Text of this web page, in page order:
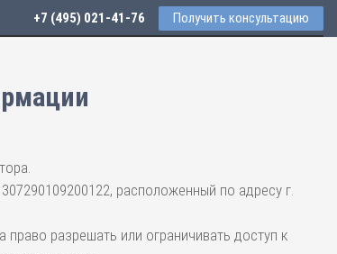
+7 (495) 021-41-76 Получить консультацию
расположенный по адресу г.
разрешать или ограничивать доступ к